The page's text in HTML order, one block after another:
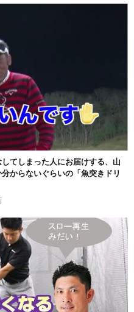
てしまった人にお届けする、山
からないぐらいの「魚突きドリ